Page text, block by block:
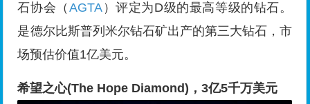
石协会（ AGTA）评定为D级的最高等级的钻石。
是德尔比斯普列米尔钻石矿出产的第三大钻石，市
场预估价值1亿美元。
希望之心(The Hope Diamond)，3亿5千万美元